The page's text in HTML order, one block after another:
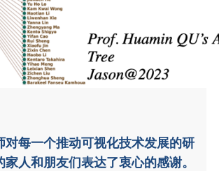
对每一个推动可视化技术发展的研
家人和朋友们表达了衷心的感谢。